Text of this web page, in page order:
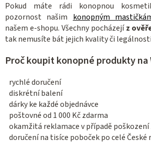
i
s
u
Pokud máte rádi konopnou
pozornost našim konopným
našem e-shopu. Všechny pocházejíz
tak nemusíte bát jejich kvality či
Proč koupit konopné produkty na
rychlé doručení
diskrétní balení
dárky ke každé objednávce
poštovné od 1 000 Kč zdarma
okamžitá reklamace v případě
doručení na tisíce poboček po celé České